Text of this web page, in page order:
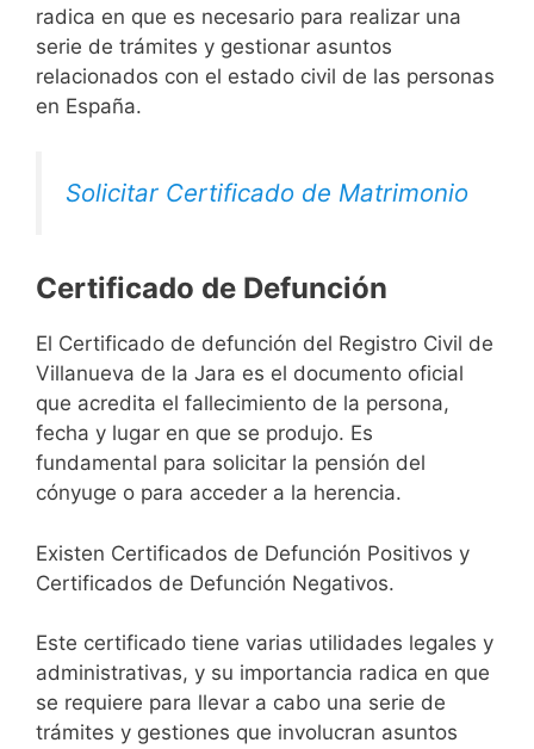
radica en que es necesario para realizar una
serie de trámites y gestionar asuntos
relacionados con el estado civil de las personas
en España.
Solicitar Certificado de Matrimonio
Certificado de Defunción
El Certificado de defunción del Registro Civil de
Villanueva de la Jara es el documento oficial
que acredita el fallecimiento de la persona,
fecha y lugar en que se produjo. Es
fundamental para solicitar la pensión del
cónyuge o para acceder a la herencia.
Existen Certificados de Defunción Positivos y
Certificados de Defunción Negativos.
Este certificado tiene varias utilidades legales y
administrativas, y su importancia radica en que
se requiere para llevar a cabo una serie de
trámites y gestiones que involucran asuntos